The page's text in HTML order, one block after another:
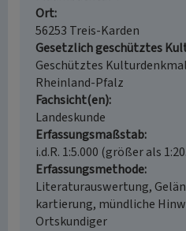
Ort
56253 Treis-Karden
Gesetzlich geschütztes
Geschütztes Kulturdenkmal
Rheinland-Pfalz
Fachsicht(en)
Landeskunde
Erfassungsmaßstab
i.d.R. 1:5.000 (größer als
Erfassungsmethode
Literaturauswertung,
kartierung, mündliche
Ortskundiger